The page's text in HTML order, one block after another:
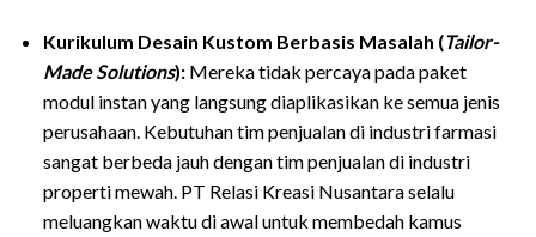
Kurikulum Desain Kustom Berbasis Masalah (Tailor-
Made Solutions):Mereka tidak percaya pada paket
modul instan yang langsung diaplikasikan ke semua jenis
perusahaan. Kebutuhan tim penjualan di industri farmasi
sangat berbeda jauh dengan tim penjualan di industri
properti mewah. PT Relasi Kreasi Nusantara selalu
meluangkan waktu di awal untuk membedah kamus